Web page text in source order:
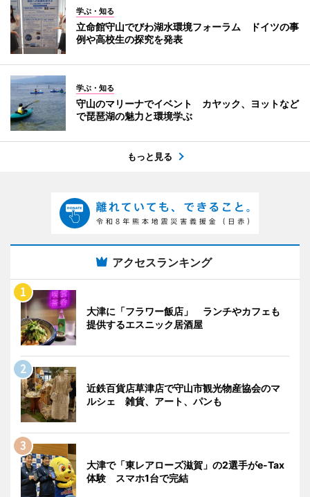
学ぶ・知る
立命館守山でびわ湖水環境フォーラム ドイツの事
例や高校生の探究を発表
学ぶ・知る
守山のマリーナでイベント カヤック、ヨットなど
で琵琶湖の魅力と環境学ぶ
もっと見る
アクセスランキング
大津に「フラワー飯店」 ランチやカフェも
提供するエスニック居酒屋
近鉄百貨店草津店で守山市観光物産協会のマ
ルシェ 雑貨、アート、パンも
大津で「東レアローズ滋賀」の2選手がe-Tax
体験 スマホ1台で完結